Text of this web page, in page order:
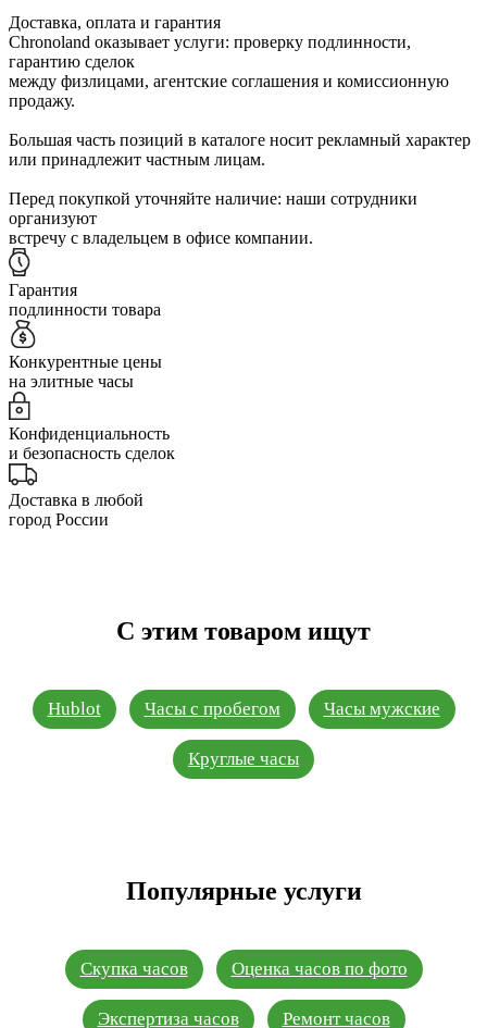
Доставка, оплата и гарантия
Chronoland оказывает услуги: проверку подлинности,
гарантию сделок
между физлицами, агентские соглашения и комиссионную
продажу.
Большая часть позиций в каталоге носит рекламный характер
или принадлежит частным лицам.
Перед покупкой уточняйте наличие: наши сотрудники
организуют
встречу с владельцем в офисе компании.
Гарантия
подлинности товара
Конкурентные цены
на элитные часы
Конфиденциальность
и безопасность сделок
Доставка в любой
город России
С этим товаром ищут
Hublot Часы с пробегом Часы мужские
Круглые часы
Популярные услуги
Скупка часов Оценка часов по фото
Экспертиза часов Ремонт часов